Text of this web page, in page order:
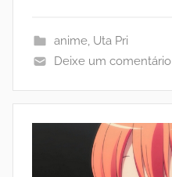
anime, Uta Pri
Deixe um comentário